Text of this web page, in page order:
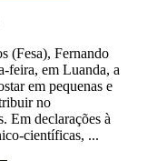
(Fesa), Fernando
feira, em Luanda, a
em pequenas e
no
Em declarações à
científicas, ...